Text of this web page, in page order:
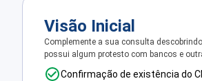
Visão Inicial
Complemente a sua consulta
possui algum protesto com bancos e
Confirmação de existência do